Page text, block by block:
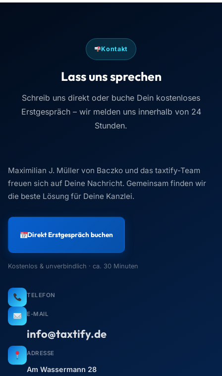
Kontakt
Lass uns sprechen
Schreib uns direkt oder buche Dein kostenloses
Erstgespräch – wir melden uns innerhalb von 24
Stunden.
Maximilian J. Müller von Baczko und das taxtify-Team
freuen sich auf Deine Nachricht. Gemeinsam finden wir
die beste Lösung für Deine Kanzlei.
Direkt Erstgespräch buchen
Kostenlos & unverbindlich · ca. 30 Minuten
TELEFON
E-MAIL
info@taxtify.de
ADRESSE
Am Wassermann 28